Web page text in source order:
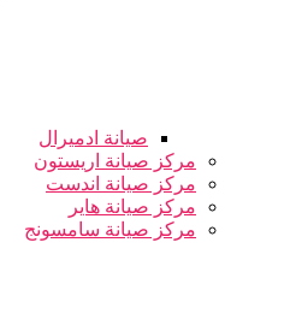
صيانة ادميرال
مركز صيانة اريستون
مركز صيانة اندست
مركز صيانة هاير
مركز صيانة سامسونج